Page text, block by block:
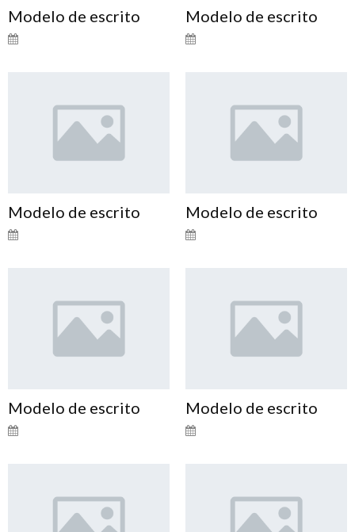
Modelo de escrito Modelo de escrito
Modelo de escrito Modelo de escrito
Modelo de escrito Modelo de escrito